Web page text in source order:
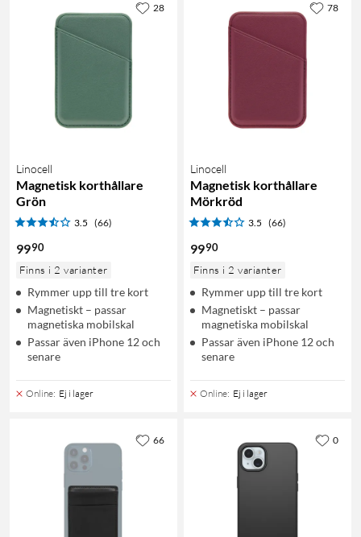
Linocell
Magnetisk korthållare
Grön
3.5 (66)
9990
Finns i 2 varianter
Rymmer upp till tre kort
Magnetiskt – passar
magnetiska mobilskal
Passar även iPhone 12 och
senare
Online: Ej i lager
28
Linocell
Magnetisk korthållare
Mörkröd
3.5 (66)
9990
Finns i 2 varianter
Rymmer upp till tre kort
Magnetiskt – passar
magnetiska mobilskal
Passar även iPhone 12 och
senare
Online: Ej i lager
78
66 0